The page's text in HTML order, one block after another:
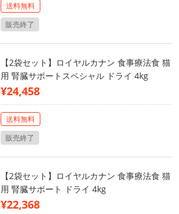
送料無料
販売終了
【2袋セット】ロイヤルカナン 食事療法食 猫
用 腎臓サポートスペシャル ドライ 4kg
¥24,458
送料無料
販売終了
【2袋セット】ロイヤルカナン 食事療法食 猫
用 腎臓サポート ドライ 4kg
¥22,368